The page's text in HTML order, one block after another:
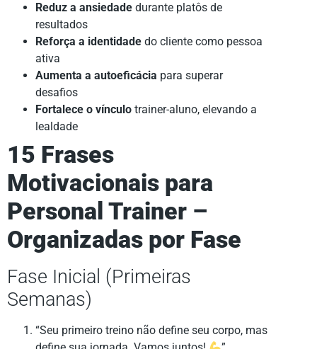
Reduz a ansiedade durante platôs de
resultados
Reforça a identidade do cliente como pessoa
ativa
Aumenta a autoeficácia para superar
desafios
Fortalece o vínculo trainer-aluno, elevando a
lealdade
15 Frases
Motivacionais para
Personal Trainer –
Organizadas por Fase
Fase Inicial (Primeiras
Semanas)
“Seu primeiro treino não define seu corpo, mas